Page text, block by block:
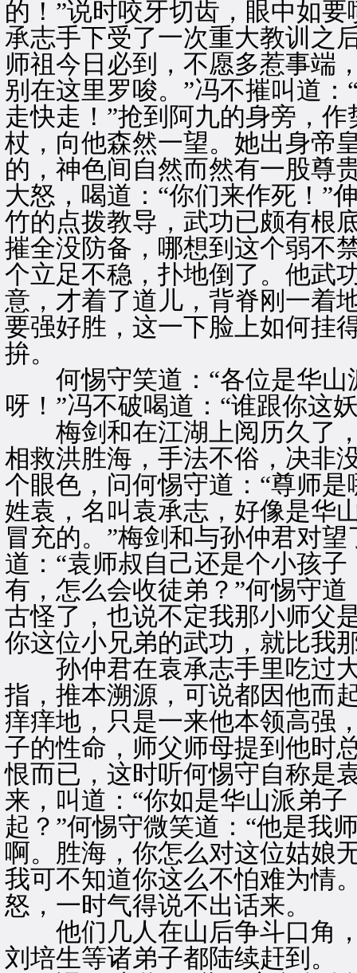
的！”说时咬牙切齿，眼中如
承志手下受了一次重大教训之
师祖今日必到，不愿多惹事端
别在这里罗唆。”冯不摧叫道
走快走！”抢到阿九的身旁，
杖，向他森然一望。她出身帝
的，神色间自然而然有一股尊
大怒，喝道：“你们来作死！”
竹的点拨教导，武功已颇有根
摧全没防备，哪想到这个弱不
个立足不稳，扑地倒了。他武
意，才着了道儿，背脊刚一着
要强好胜，这一下脸上如何挂
拚。
何惕守笑道：“各位是华山
呀！”冯不破喝道：“谁跟你这
梅剑和在江湖上阅历久了，
相救洪胜海，手法不俗，决非
个眼色，问何惕守道：“尊师
姓袁，名叫袁承志，好像是华
冒充的。”梅剑和与孙仲君对
道：“袁师叔自己还是个小孩
有，怎么会收徒弟？”何惕守
古怪了，也说不定我那小师父
你这位小兄弟的武功，就比我
孙仲君在袁承志手里吃过大
指，推本溯源，可说都因他而
痒痒地，只是一来他本领高强
子的性命，师父师母提到他时
恨而已，这时听何惕守自称是
来，叫道：“你如是华山派弟
起？”何惕守微笑道：“他是我
啊。胜海，你怎么对这位姑娘
我可不知道你这么不怕难为情
怒，一时气得说不出话来。
他们几人在山后争斗口角，
刘培生等诸弟子都陆续赶到。